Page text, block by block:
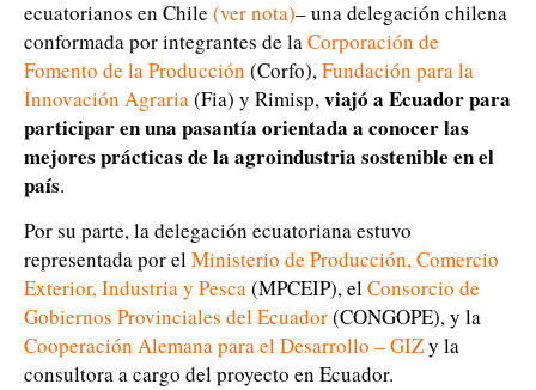
ecuatorianos en Chile (ver nota)– una delegación chilena
conformada por integrantes de laCorporación de
Fomento de la Producción (Corfo),Fundación para la
Innovación Agraria(Fia) y Rimisp,viajó a Ecuador para
participar en una pasantía orientada a conocer las
mejores prácticas de la agroindustria sostenible en el
país.
Por su parte, la delegación ecuatoriana estuvo
representada por elMinisterio de Producción, Comercio
Exterior, Industria y Pesca(MPCEIP), elConsorcio de
Gobiernos Provinciales del Ecuador(CONGOPE), y la
Cooperación Alemana para el Desarrollo – GIZy la
consultora a cargo del proyecto en Ecuador.